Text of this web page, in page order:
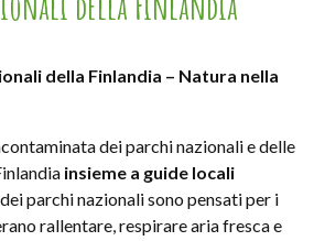
della Finlandia – Natura nella
dei parchi nazionali e delle
insieme a guide locali
parchi nazionali sono pensati per i
rallentare, respirare aria fresca e